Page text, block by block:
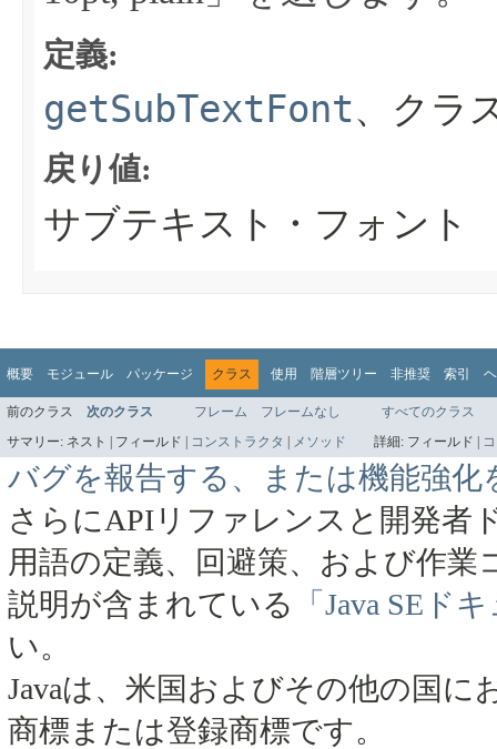
定義:
getSubTextFont、クラ
戻り値:
サブテキスト・フォント
概要 モジュール パッケージ クラス 使用 階層ツリー 非推奨 索引
前のクラス 次のクラス フレーム フレームなし
すべてのクラス
サマリー: ネスト | フィールド | コンストラクタ | メソッド 詳細: フィールド |
バグを報告する、または機能強化
さらにAPIリファレンスと開発者
用語の定義、回避策、および作
説明が含まれている
「Java SEド
い。
Javaは、米国およびその他の国に
商標または登録商標です。